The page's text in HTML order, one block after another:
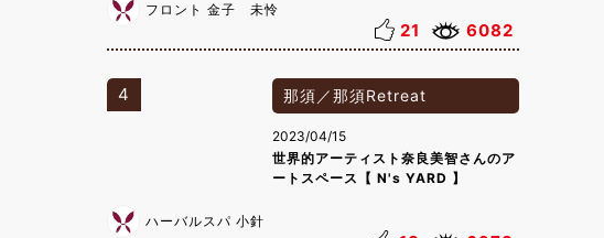
フロント 金子 未怜
21 6082
4 那須／那須Retreat
2023/04/15
世界的アーティスト奈良美智さんのア
ートスペース【 N's YARD 】
ハーバルスパ 小針